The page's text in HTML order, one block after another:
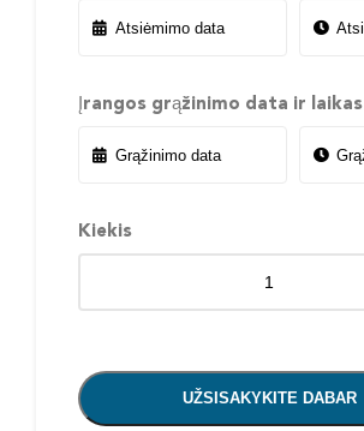
Įrangos grąžinimo data ir laikas
Kiekis
UŽSISAKYKITE DABAR